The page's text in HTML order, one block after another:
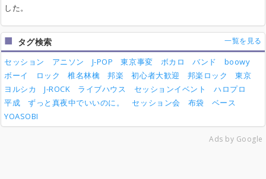
した。
タグ検索 一覧を見る
セッション アニソン J-POP 東京事変 ボカロ バンド
boowy
ボーイ
ロック 椎名林檎 邦楽 初心者大歓迎 邦楽ロック
東京
ヨルシカ
J-ROCK ライブハウス セッションイベント
ハロプロ
平成
ずっと真夜中でいいのに。 セッション会 布袋
ベース
YOASOBI
Ads by Google